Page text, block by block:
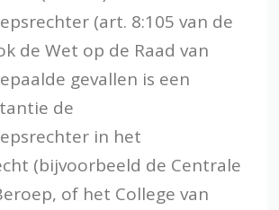
(art. 8:105 van de
de Wet op de Raad van
gevallen is een
de
in het
(bijvoorbeeld de Centrale
of het College van